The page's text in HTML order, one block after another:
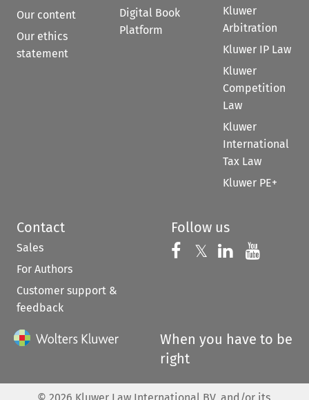
Our content
Our ethics
statement
Digital Book
Platform
Kluwer
Arbitration
Kluwer IP Law
Kluwer
Competition
Law
Kluwer
International
Tax Law
Kluwer PE+
Contact
Sales
For Authors
Customer support &
feedback
Follow us
Follow us on
𝕏 Follow us on
Follow us
When you have to be
right